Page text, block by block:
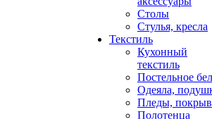
Столы
Стулья, кресла
Текстиль
Кухонный
текстиль
Постельное
Одеяла,
Пледы,
Полотенца